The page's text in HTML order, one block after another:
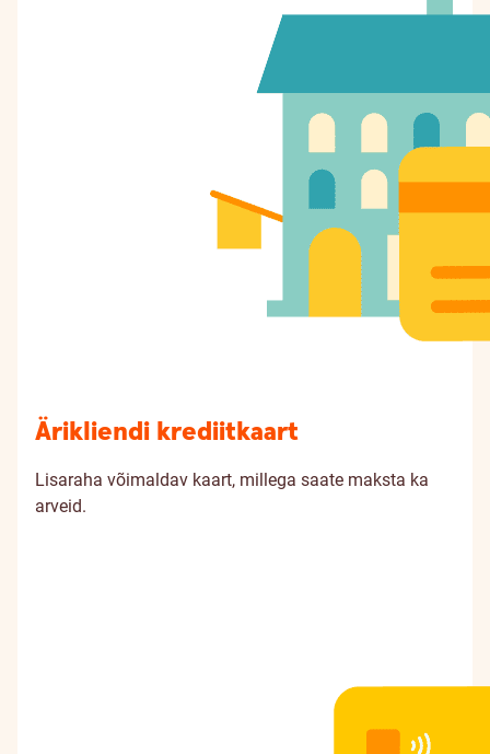
Ärikliendi krediitkaart
Lisaraha võimaldav kaart, millega saate maksta ka
arveid.